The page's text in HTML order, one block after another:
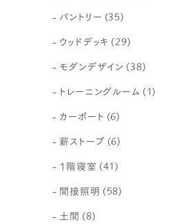
パントリー (35)
ウッドデッキ (29)
モダンデザイン (38)
トレーニングルーム (1)
カーポート (6)
薪ストーブ (6)
1階寝室 (41)
間接照明 (58)
土間 (8)